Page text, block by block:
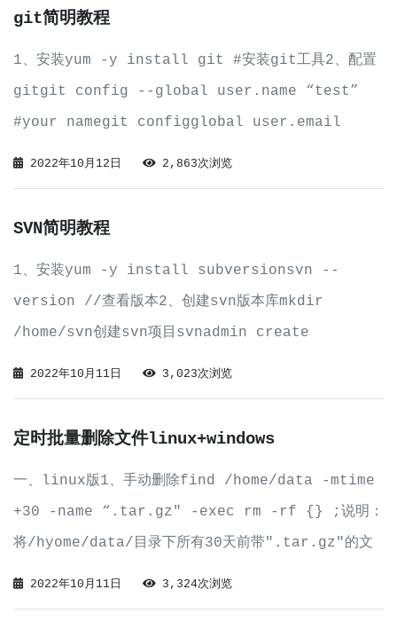
git简明教程
1、安装yum -y install git #安装git工具2、配置
gitgit config --global user.name “test”
#your namegit configglobal user.email
“test@test.com” #your emailgit co
2022年10月12日 2,863次浏览
SVN简明教程
1、安装yum -y install subversionsvn --
version //查看版本2、创建svn版本库mkdir
/home/svn创建svn项目svnadmin create
/home/svn/mytestsvn3、修改配置文件cd
/home/svn/mytestsv
2022年10月11日 3,023次浏览
定时批量删除文件linux+windows
一、linux版1、手动删除find /home/data -mtime
+30 -name “.tar.gz" -exec rm -rf {} ;说明：
将/hyome/data/目录下所有30天前带".tar.gz"的文
件删除。find：linux的查找命令，用户查找
2022年10月11日 3,324次浏览